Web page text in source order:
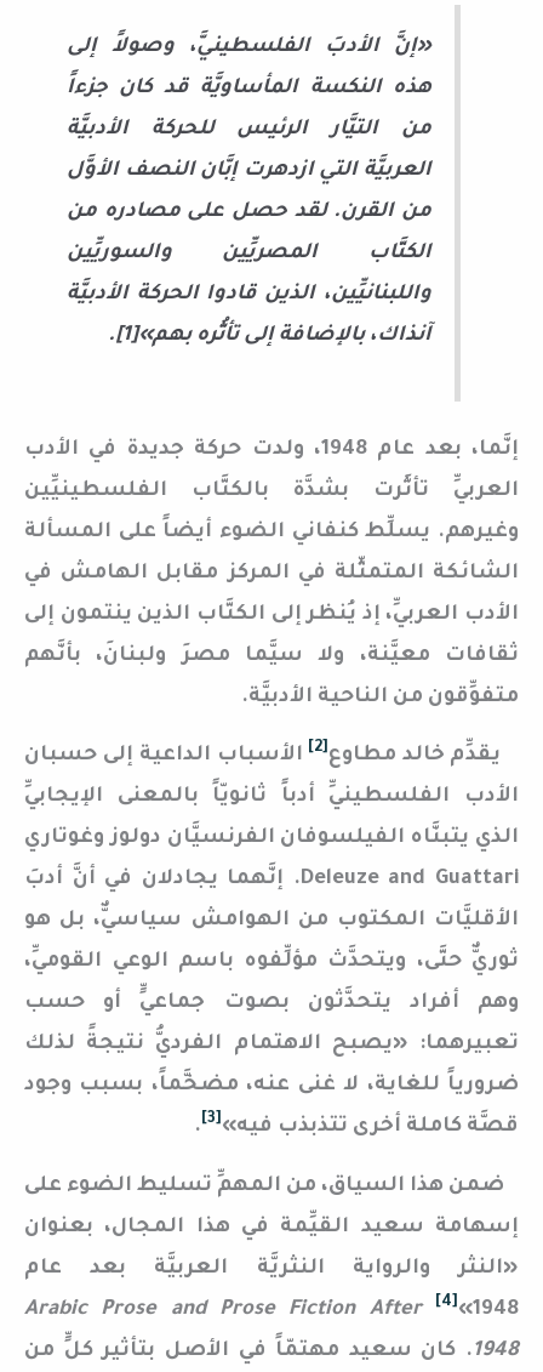
«إنَّ الأدبَ الفلسطينيَّ، وصولاً إلى
هذه النكسة المأساويَّة قد كان جزءاً
من التيَّار الرئيس للحركة الأدبيَّة
العربيَّة التي ازدهرت إبَّان النصف الأوَّل
من القرن. لقد حصل على مصادره من
الكتَّاب المصريِّين والسوريِّين
واللبنانيِّين، الذين قادوا الحركة الأدبيَّة
آنذاك، بالإضافة إلى تأثُّره بهم»[1].
إنَّما، بعد عام 1948، ولدت حركة جديدة في الأدب
العربيِّ تأثَّرت بشدَّة بالكتَّاب الفلسطينيِّين
وغيرهم. يسلِّط كنفاني الضوء أيضاً على المسألة
الشائكة المتمثِّلة في المركز مقابل الهامش في
الأدب العربيِّ، إذ يُنظر إلى الكتَّاب الذين ينتمون إلى
ثقافات معيَّنة، ولا سيَّما مصرَ ولبنانَ، بأنَّهم
متفوِّقون من الناحية الأدبيَّة.
يقدِّم خالد مطاوع[2]
الأسباب الداعية إلى حسبان
الأدب الفلسطينيِّ أدباً ثانويّاً بالمعنى الإيجابيِّ
الذي يتبنَّاه الفيلسوفان الفرنسيَّان دولوز وغوتاري
Deleuze and Guattari. إنَّهما يجادلان في أنَّ أدبَ
الأقليَّات المكتوب من الهوامش سياسيٌّ، بل هو
ثوريٌّ حتَّى، ويتحدَّث مؤلِّفوه باسم الوعي القوميِّ،
وهم أفراد يتحدَّثون بصوت جماعيٍّ أو حسب
تعبيرهما: «يصبح الاهتمام الفرديُّ نتيجةً لذلك
ضرورياً للغاية، لا غنى عنه، مضخَّماً، بسبب وجود
قصَّة كاملة أخرى تتذبذب فيه»[3]
.
ضمن هذا السياق، من المهمِّ تسليط الضوء على
إسهامة سعيد القيِّمة في هذا المجال، بعنوان
«النثر والرواية النثريَّة العربيَّة بعد عام
1948»
[4]
Arabic Prose and Prose Fiction After
1948. كان سعيد مهتمّاً في الأصل بتأثير كلٍّ من